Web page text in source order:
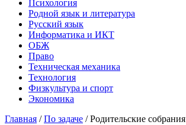
Психология
Родной язык и литература
Русский язык
Информатика и ИКТ
ОБЖ
Право
Техническая механика
Технология
Физкультура и спорт
Экономика
Главная /По задаче /Родительские собрания